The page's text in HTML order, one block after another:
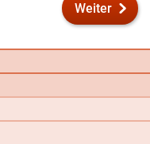
Weiter
Frag uns